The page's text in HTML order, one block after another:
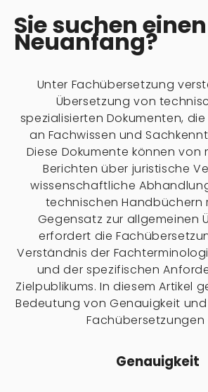
Sie suchen einen
Neuanfang?
Unter Fachübersetzung
Übersetzung von
spezialisierten Dokumenten,
an Fachwissen und
Diese Dokumente können von
Berichten über juristische
wissenschaftliche
technischen Handbüchern
Gegensatz zur allgemeinen
erfordert die
Verständnis der
und der spezifischen
Zielpublikums. In diesem Artikel
Bedeutung von Genauigkeit
Fachübersetzungen
Genauigkeit